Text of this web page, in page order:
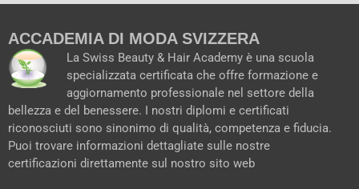
e
o
o
k
t
b
e
t
g
r
a
m
w
t
t
e
r
ACCADEMIA DI MODA SVIZZERA
La Swiss Beauty & Hair Academy è una scuola
specializzata certificata che offre formazione e
aggiornamento professionale nel settore della
bellezza e del benessere. I nostri diplomi e certificati
riconosciuti sono sinonimo di qualità, competenza e fiducia.
Puoi trovare informazioni dettagliate sulle nostre
certificazioni direttamente sul nostro sito web